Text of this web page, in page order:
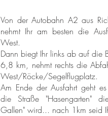
Von der Autobahn A2 aus
nehmt Ihr am besten die
West.
Dann biegt Ihr links ab auf die
6,8 km, nehmt rechts die
West/Röcke/Segelflugplatz.
Am Ende der Ausfahrt geht
die Straße "Hasengarten"
Gallen" wird... nach 1km seid